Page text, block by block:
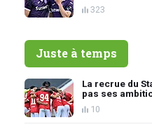
323
Juste à temps
La recrue du
pas ses
10